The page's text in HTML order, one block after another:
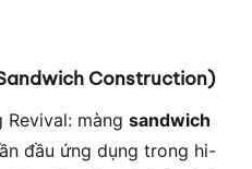
Construction)
màng sandwich
đầu ứng dụng trong hi-